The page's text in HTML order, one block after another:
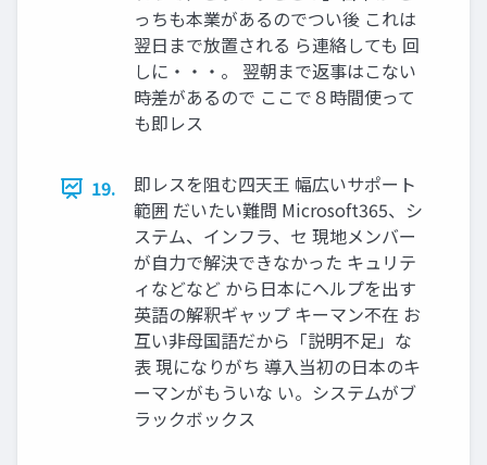
っちも本業があるのでつい後 これは
翌日まで放置される ら連絡しても 回
しに・・・。 翌朝まで返事はこない
時差があるので ここで８時間使って
も即レス
19.
即レスを阻む四天王 幅広いサポート
範囲 だいたい難問 Microsoft365、シ
ステム、インフラ、セ 現地メンバー
が自力で解決できなかった キュリテ
ィなどなど から日本にヘルプを出す
英語の解釈ギャップ キーマン不在 お
互い非母国語だから「説明不足」な
表 現になりがち 導入当初の日本のキ
ーマンがもういな い。システムがブ
ラックボックス